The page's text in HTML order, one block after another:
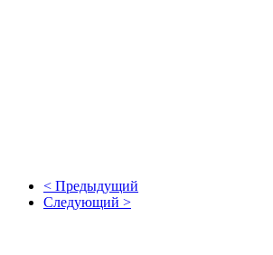
< Предыдущий
Следующий >